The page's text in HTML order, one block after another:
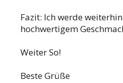
Fazit: Ich werde
hochwertigem
Weiter So!
Beste Grüße